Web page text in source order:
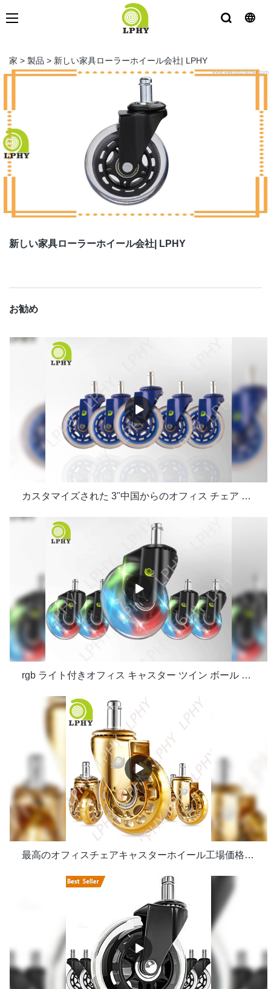
家 > 製品 > 新しい家具ローラーホイール会社| LPHY
新しい家具ローラーホイール会社| LPHY
お勧め
カスタマイズされた 3"中国からのオフィス チェア キャスター メーカー | LPHY
rgb ライト付きオフィス キャスター ツイン ボール ベアリング交換用コンピューター ゲーム チェアねじ付きステム キャスト メーカー
最高のオフィスチェアキャスターホイール工場価格 - LPHYサプライヤー& メーカー | LPHY サプライヤー& メーカー | LPHY